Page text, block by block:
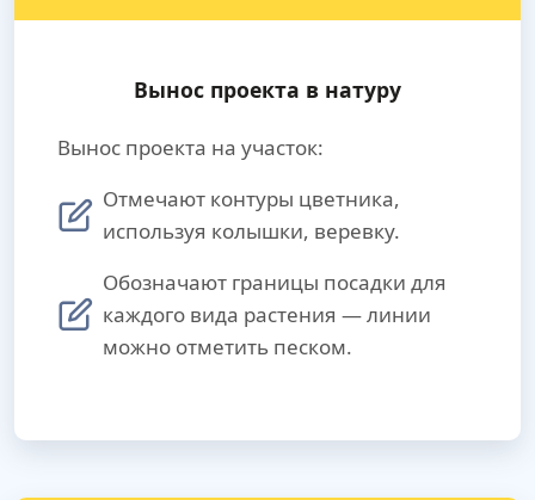
Вынос проекта в натуру
Вынос проекта на участок:
Отмечают контуры цветника,
используя колышки, веревку.
Обозначают границы посадки для
каждого вида растения — линии
можно отметить песком.